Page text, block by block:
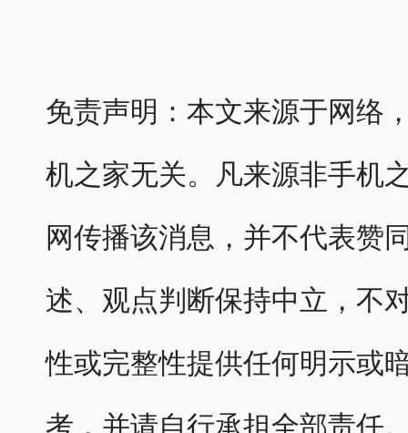
免责声明：本文来源于网络
机之家无关。凡来源非手机
网传播该消息，并不代表赞
述、观点判断保持中立，不
性或完整性提供任何明示或
考，并请自行承担全部责任